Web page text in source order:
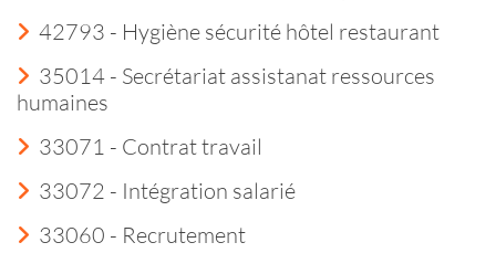
42793 - Hygiène sécurité hôtel restaurant
35014 - Secrétariat assistanat ressources
humaines
33071 - Contrat travail
33072 - Intégration salarié
33060 - Recrutement